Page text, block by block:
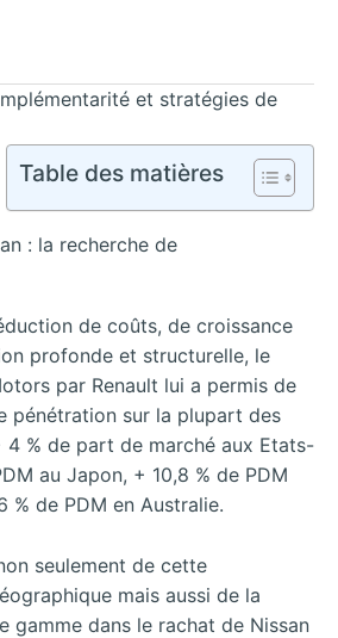
et stratégies de
Table des matières
: la recherche de
de coûts, de croissance
profonde et structurelle, le
par Renault lui a permis de
pénétration sur la plupart des
4 % de part de marché aux Etats-
au Japon, + 10,8 % de PDM
% de PDM en Australie.
seulement de cette
mais aussi de la
gamme dans le rachat de Nissan